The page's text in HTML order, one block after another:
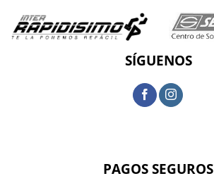
SÍGUENOS
PAGOS SEGUROS